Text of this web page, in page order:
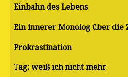
Einbahn des Lebens
Ein innerer Monolog über die
Pro­kras­ti­na­ti­on
Tag: weiß ich nicht mehr